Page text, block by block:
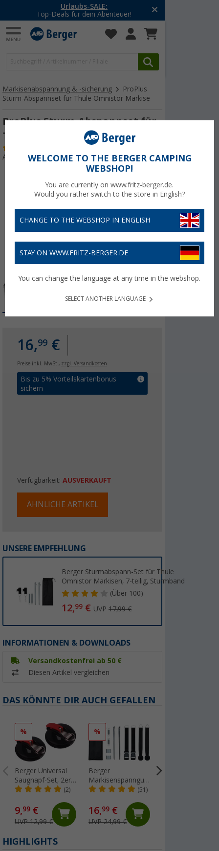
Urlaubs-SALE:
Top-Deals für dein Abenteuer!
Markisenabspannung & -sicherung
ProPlus
Sturm-Abspannset für Thule Omnistor Markise
ProPlus Sturm-Abspannset für
Thule Omnistor Markise
Art.-Nr.: 290424
16,99 €
Preise inkl. MwSt., zzgl. Versandkosten
Bis zu 5% Vorteilskartenbonus
sichern
Verfügbarkeit: AUSVERKAUFT
ÄHNLICHE ARTIKEL
UNSERE EMPFEHLUNG
Berger Sturmabspann-Set für Thule
Omnistor Markisen, 7-teilig, Sturmband
(Über100)
12,99 € UVP17,99 €
INFORMATIONEN & DOWNLOADS
Versandkostenfrei ab 50 €
Diesen Artikel vergleichen
DAS KÖNNTE DIR AUCH GEFALLEN
%
Berger Universal
Saugnapf-Set, 2er-
Set
(2)
9,99 €
UVP 12,99 €
%
Berger
Markisenspanngurt-
Set für Fiamma (51)
16,99 €
UVP 24,99 €
HIGHLIGHTS
WELCOME TO THE BERGER CAMPING
WEBSHOP!
You are currently on www.fritz-berger.de.
Would you rather switch to the store in English?
CHANGE TO THE WEBSHOP IN ENGLISH
STAY ON WWW.FRITZ-BERGER.DE
You can change the language at any time in the webshop.
SELECT ANOTHER LANGUAGE